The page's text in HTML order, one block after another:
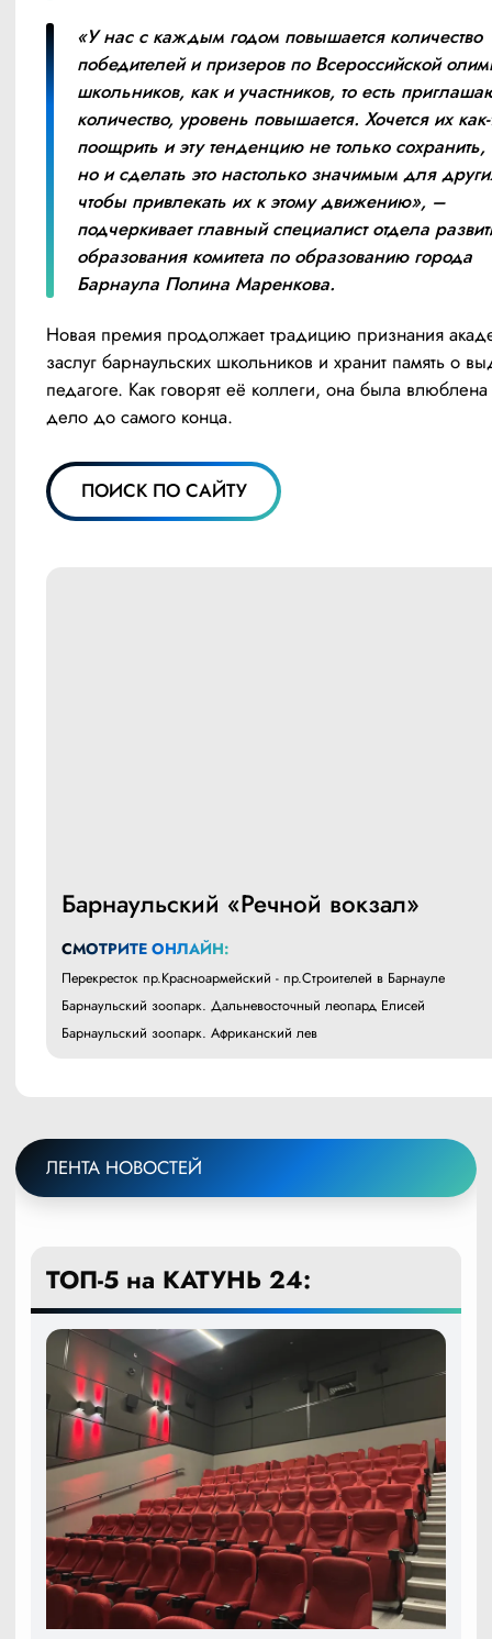
«У нас с каждым годом повышается количество
победителей и призеров по Всероссийской
школьников, как и участников, то есть
количество, уровень повышается. Хочется их как-
поощрить и эту тенденцию не только сохранить,
но и сделать это настолько значимым для
чтобы привлекать их к этому движению», –
подчеркивает главный специалист отдела
образования комитета по образованию города
Барнаула Полина Маренкова.
Новая премия продолжает традицию признания
заслуг барнаульских школьников и хранит память о
педагоге. Как говорят её коллеги, она была влюблена
дело до самого конца.
ПОИСК ПО САЙТУ
Барнаульский «Речной вокзал»
СМОТРИТЕ ОНЛАЙН:
Перекресток пр.Красноармейский - пр.Строителей в Барнауле
Барнаульский зоопарк. Дальневосточный леопард Елисей
Барнаульский зоопарк. Африканский лев
ЛЕНТА НОВОСТЕЙ
ТОП-5 на КАТУНЬ 24: